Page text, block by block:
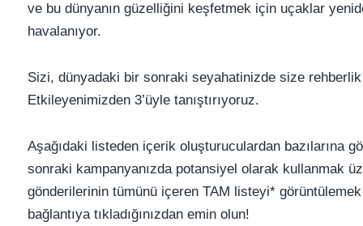
ve bu dünyanın güzelliğini keşfetmek için uçaklar
havalanıyor.
Sizi, dünyadaki bir sonraki seyahatinizde size
Etkileyenimizden 3’üyle tanıştırıyoruz.
Aşağıdaki listeden içerik oluşturuculardan bazılarına
sonraki kampanyanızda potansiyel olarak kullanmak
gönderilerinin tümünü içeren TAM listeyi*
bağlantıya tıkladığınızdan emin olun!